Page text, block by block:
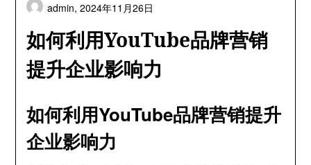
如何利用YouTube品牌营销
提升企业影响力
admin,2024年11月26日
如何利用YouTube品牌营销提升
企业影响力